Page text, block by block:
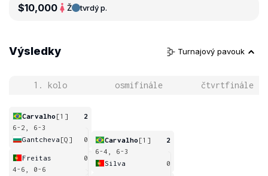
$10,000 Ž tvrdý p.
Výsledky Turnajový pavouk
1. kolo osmifinále čtvrtfinále
Carvalho [1]
2
6-2, 6-3
Gantcheva [Q] 0
Freitas
0
4-6, 0-6
Carvalho [1]
2
6-4, 6-3
Silva
0